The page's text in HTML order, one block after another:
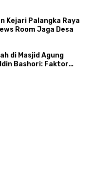
Kejari Palangka Raya
Room Jaga Desa
di Masjid Agung
Bashori: Faktor